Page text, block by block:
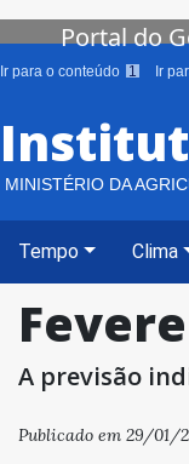
Portal do
Ir para o conteúdo 1 Ir
MINISTÉRIO DA
Tempo Clima
A previsão
Publicado em 29/01/